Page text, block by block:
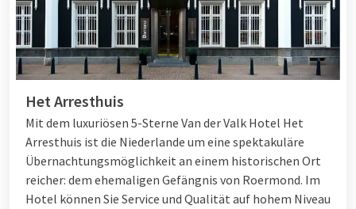
Het Arresthuis
Mit dem luxuriösen 5-Sterne Van der Valk Hotel Het
Arresthuis ist die Niederlande um eine spektakuläre
Übernachtungsmöglichkeit an einem historischen Ort
reicher: dem ehemaligen Gefängnis von Roermond. Im
Hotel können Sie Service und Qualität auf hohem Niveau